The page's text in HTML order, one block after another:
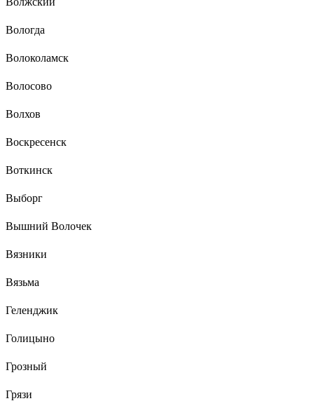
Вологда
Волоколамск
Волосово
Волхов
Воскресенск
Воткинск
Выборг
Вышний Волочек
Вязники
Вязьма
Геленджик
Голицыно
Грозный
Грязи